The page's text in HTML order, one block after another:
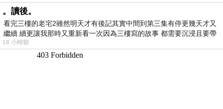
。讀後。
看完三樓的老宅2雖然明天才有後記其實中間到第三集有停更幾天才又
繼續 續更讓我那時又重新看一次因為三樓寫的故事 都需要沉浸且要帶
有
18 小時前